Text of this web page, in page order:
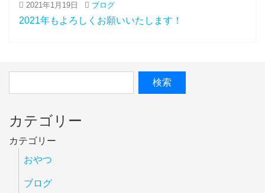
2021年1月19日 ブログ
2021年もよろしくお願いいたします！
カテゴリー
カテゴリー
おやつ
ブログ